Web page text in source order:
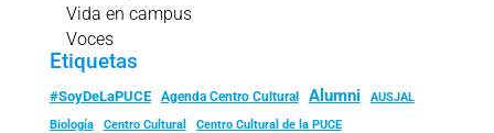
Vida en campus
Voces
Etiquetas
#SoyDeLaPUCE Agenda Centro Cultural Alumni
AUSJAL
Biología
Centro Cultural Centro Cultural de la PUCE